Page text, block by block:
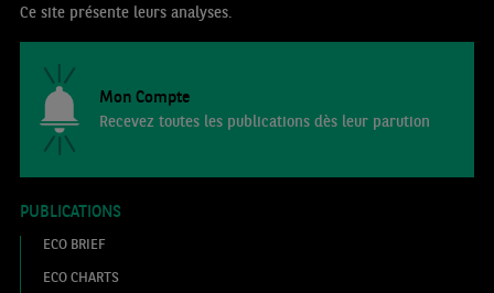
Ce site présente leurs analyses.
Mon Compte
Recevez toutes les publications dès leur parution
PUBLICATIONS
ECO BRIEF
ECO CHARTS